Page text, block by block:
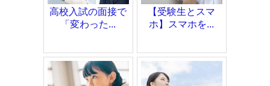
高校入試の面接で
「変わった...
【受験生とスマ
ホ】スマホを...